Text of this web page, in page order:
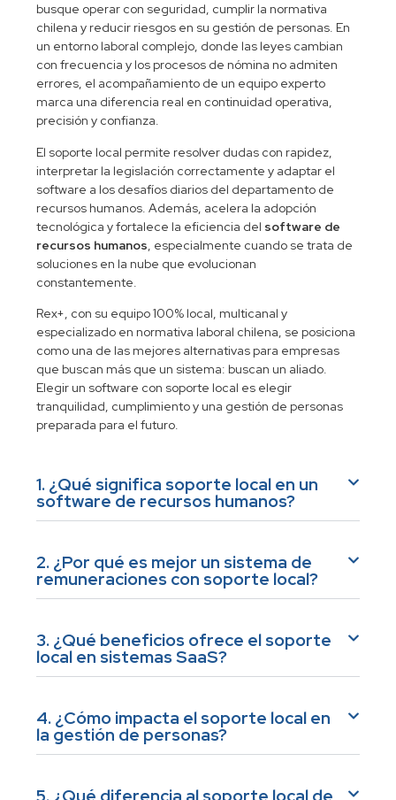
busque operar con seguridad, cumplir la normativa
chilena y reducir riesgos en su gestión de personas. En
un entorno laboral complejo, donde las leyes cambian
con frecuencia y los procesos de nómina no admiten
errores, el acompañamiento de un equipo experto
marca una diferencia real en continuidad operativa,
precisión y confianza.
El soporte local permite resolver dudas con rapidez,
interpretar la legislación correctamente y adaptar el
software a los desafíos diarios del departamento de
recursos humanos. Además, acelera la adopción
tecnológica y fortalece la eficiencia del software de
recursos humanos, especialmente cuando se trata de
soluciones en la nube que evolucionan
constantemente.
Rex+, con su equipo 100% local, multicanal y
especializado en normativa laboral chilena, se posiciona
como una de las mejores alternativas para empresas
que buscan más que un sistema: buscan un aliado.
Elegir un software con soporte local es elegir
tranquilidad, cumplimiento y una gestión de personas
preparada para el futuro.
1. ¿Qué significa soporte local en un
software de recursos humanos?
2. ¿Por qué es mejor un sistema de
remuneraciones con soporte local?
3. ¿Qué beneficios ofrece el soporte
local en sistemas SaaS?
4. ¿Cómo impacta el soporte local en
la gestión de personas?